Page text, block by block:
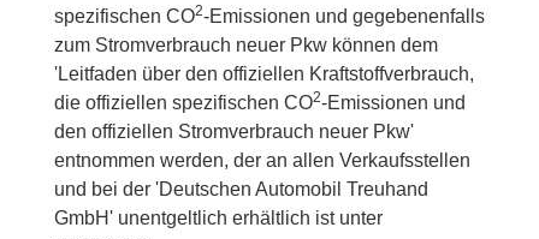
spezifischen CO2-Emissionen und gegebenenfalls
zum Stromverbrauch neuer Pkw können dem
'Leitfaden über den offiziellen Kraftstoffverbrauch,
die offiziellen spezifischen CO2-Emissionen und
den offiziellen Stromverbrauch neuer Pkw'
entnommen werden, der an allen Verkaufsstellen
und bei der 'Deutschen Automobil Treuhand
GmbH' unentgeltlich erhältlich ist unter